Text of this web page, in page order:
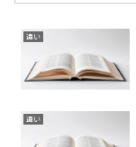
違い
違い